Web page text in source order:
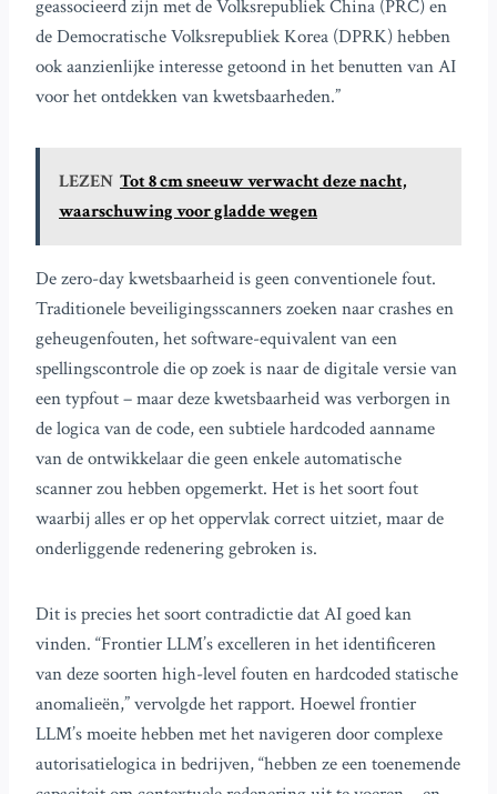
geassocieerd zijn met de Volksrepubliek China (PRC) en
de Democratische Volksrepubliek Korea (DPRK) hebben
ook aanzienlijke interesse getoond in het benutten van AI
voor het ontdekken van kwetsbaarheden.”
LEZEN Tot 8 cm sneeuw verwacht deze nacht,
waarschuwing voor gladde wegen
De zero-day kwetsbaarheid is geen conventionele fout.
Traditionele beveiligingsscanners zoeken naar crashes en
geheugenfouten, het software-equivalent van een
spellingscontrole die op zoek is naar de digitale versie van
een typfout – maar deze kwetsbaarheid was verborgen in
de logica van de code, een subtiele hardcoded aanname
van de ontwikkelaar die geen enkele automatische
scanner zou hebben opgemerkt. Het is het soort fout
waarbij alles er op het oppervlak correct uitziet, maar de
onderliggende redenering gebroken is.
Dit is precies het soort contradictie dat AI goed kan
vinden. “Frontier LLM’s excelleren in het identificeren
van deze soorten high-level fouten en hardcoded statische
anomalieën,” vervolgde het rapport. Hoewel frontier
LLM’s moeite hebben met het navigeren door complexe
autorisatielogica in bedrijven, “hebben ze een toenemende